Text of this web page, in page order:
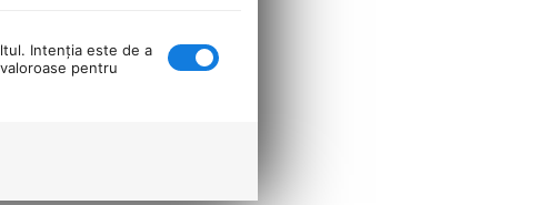
Intenţia este de a
pentru